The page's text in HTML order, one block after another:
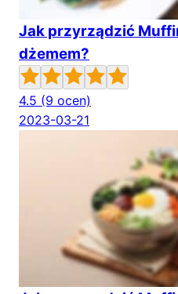
Jak przyrządzić
dżemem?
4.5 (9 ocen)
2023-03-21